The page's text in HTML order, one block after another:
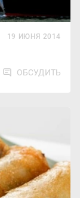
19 ИЮНЯ 2014
ОБСУДИТЬ